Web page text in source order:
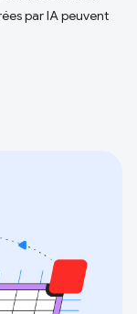
par IA peuvent